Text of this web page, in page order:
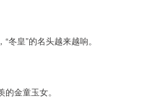
冬皇”的名头越来越响。
金童玉女。